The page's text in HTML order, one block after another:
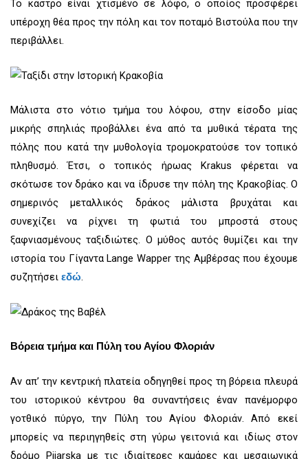
Το κάστρο είναι χτισμένο σε λόφο, ο οποίος προσφέρει
υπέροχη θέα προς την πόλη και τον ποταμό Βιστούλα που την
περιβάλλει.
Μάλιστα στο νότιο τμήμα του λόφου, στην είσοδο μίας
μικρής σπηλιάς προβάλλει ένα από τα μυθικά τέρατα της
πόλης που κατά την μυθολογία τρομοκρατούσε τον τοπικό
πληθυσμό. Έτσι, ο τοπικός ήρωας Krakus φέρεται να
σκότωσε τον δράκο και να ίδρυσε την πόλη της Κρακοβίας. Ο
σημερινός μεταλλικός δράκος μάλιστα βρυχάται και
συνεχίζει να ρίχνει τη φωτιά του μπροστά στους
ξαφνιασμένους ταξιδιώτες. Ο μύθος αυτός θυμίζει και την
ιστορία του Γίγαντα Lange Wapper της Αμβέρσας που έχουμε
συζητήσει εδώ.
Βόρεια τμήμα και Πύλη του Αγίου Φλοριάν
Αν απ’ την κεντρική πλατεία οδηγηθεί προς τη βόρεια πλευρά
του ιστορικού κέντρου θα συναντήσεις έναν πανέμορφο
γοτθικό πύργο, την Πύλη του Αγίου Φλοριάν. Από εκεί
μπορείς να περιηγηθείς στη γύρω γειτονιά και ιδίως στον
δρόμο Pijarska με τις ιδιαίτερες καμάρες και μεσαιωνικά